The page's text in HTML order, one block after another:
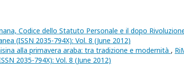
Codice dello Statuto Personale e il dopo
(ISSN 2035-794X): Vol. 8 (June 2012)
alla primavera araba: tra tradizione e modernità ,
2035-794X): Vol. 8 (June 2012)